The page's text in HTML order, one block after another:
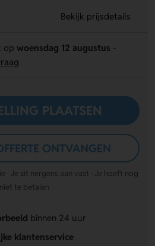
Bekijk prijsdetails
op woensdag 12 augustus
PLAATSEN
ONTVANGEN
· Je zit nergens aan vast · Je hoeft nog
niet te betalen
binnen 24 uur
klantenservice